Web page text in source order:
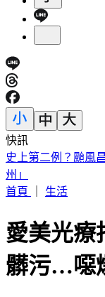
快訊
中職／兄弟又損大
銷」
首頁
生活
愛美光
髒污…噁